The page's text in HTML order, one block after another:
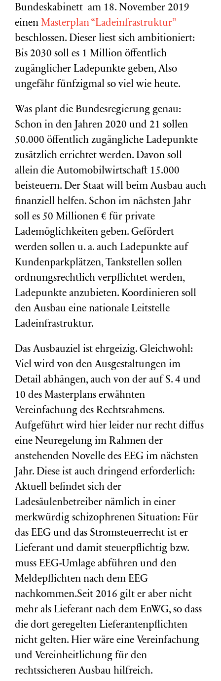
Bundeskabinett am 18. November 2019
einen Masterplan “Ladeinfrastruktur”
beschlossen. Dieser liest sich ambitioniert:
Bis 2030 soll es 1 Million öffentlich
zugänglicher Ladepunkte geben, Also
ungefähr fünfzigmal so viel wie heute.
Was plant die Bundesregierung genau:
Schon in den Jahren 2020 und 21 sollen
50.000 öffentlich zugängliche Ladepunkte
zusätzlich errichtet werden. Davon soll
allein die Automobilwirtschaft 15.000
beisteuern. Der Staat will beim Ausbau auch
finanziell helfen. Schon im nächsten Jahr
soll es 50 Millionen € für private
Lademöglichkeiten geben. Gefördert
werden sollen u. a. auch Ladepunkte auf
Kundenparkplätzen, Tankstellen sollen
ordnungsrechtlich verpflichtet werden,
Ladepunkte anzubieten. Koordinieren soll
den Ausbau eine nationale Leitstelle
Ladeinfrastruktur.
Das Ausbauziel ist ehrgeizig. Gleichwohl:
Viel wird von den Ausgestaltungen im
Detail abhängen, auch von der auf S. 4 und
10 des Masterplans erwähnten
Vereinfachung des Rechtsrahmens.
Aufgeführt wird hier leider nur recht diffus
eine Neuregelung im Rahmen der
anstehenden Novelle des EEG im nächsten
Jahr. Diese ist auch dringend erforderlich:
Aktuell befindet sich der
Ladesäulenbetreiber nämlich in einer
merkwürdig schizophrenen Situation: Für
das EEG und das Stromsteuerrecht ist er
Lieferant und damit steuerpflichtig bzw.
muss EEG-Umlage abführen und den
Meldepflichten nach dem EEG
nachkommen.Seit 2016 gilt er aber nicht
mehr als Lieferant nach dem EnWG, so dass
die dort geregelten Lieferantenpflichten
nicht gelten. Hier wäre eine Vereinfachung
und Vereinheitlichung für den
rechtssicheren Ausbau hilfreich.